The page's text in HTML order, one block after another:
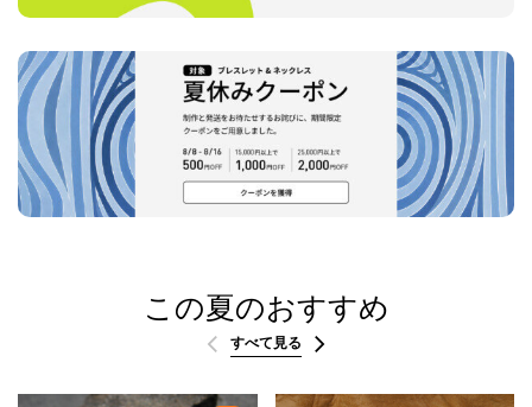
この夏のおすすめ
すべて見る